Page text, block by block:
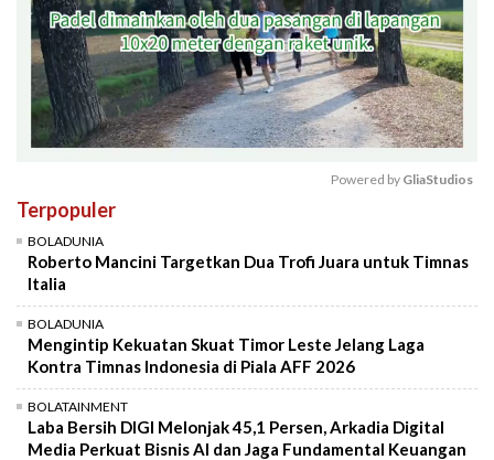
Powered by GliaStudios
Terpopuler
BOLADUNIA
Roberto Mancini Targetkan Dua Trofi Juara untuk Timnas
Italia
BOLADUNIA
Mengintip Kekuatan Skuat Timor Leste Jelang Laga
Kontra Timnas Indonesia di Piala AFF 2026
BOLATAINMENT
Laba Bersih DIGI Melonjak 45,1 Persen, Arkadia Digital
Media Perkuat Bisnis AI dan Jaga Fundamental Keuangan